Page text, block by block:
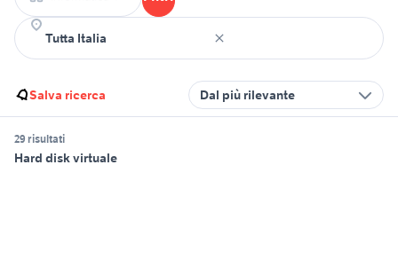
Salva ricerca Dal più rilevante
29 risultati
Hard disk virtuale